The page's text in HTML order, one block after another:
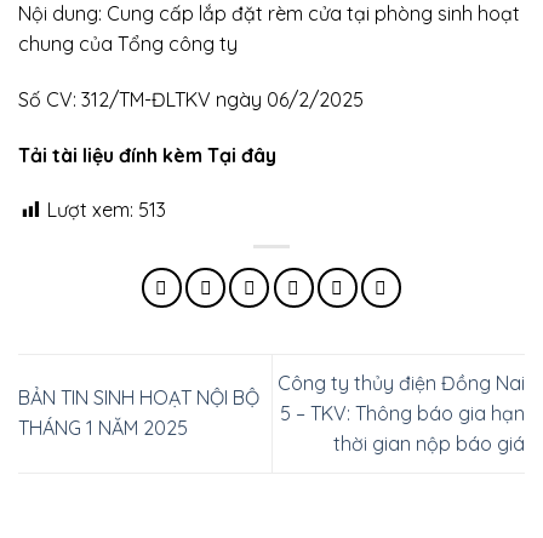
Nội dung: Cung cấp lắp đặt rèm cửa tại phòng sinh hoạt
chung của Tổng công ty
Số CV: 312/TM-ĐLTKV ngày 06/2/2025
Tải tài liệu đính kèm Tại đây
Lượt xem: 513
BẢN TIN SINH HOẠT NỘI BỘ
THÁNG 1 NĂM 2025
Công ty thủy điện Đồng Nai
5 – TKV: Thông báo gia hạn
thời gian nộp báo giá